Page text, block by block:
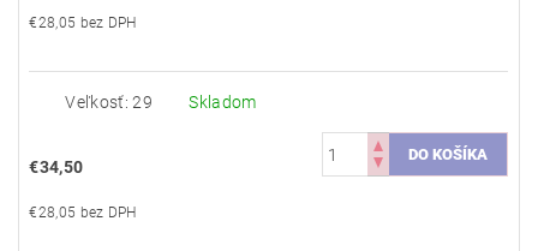
€28,05 bez DPH
Veľkosť: 29 Skladom
€34,50
€28,05 bez DPH